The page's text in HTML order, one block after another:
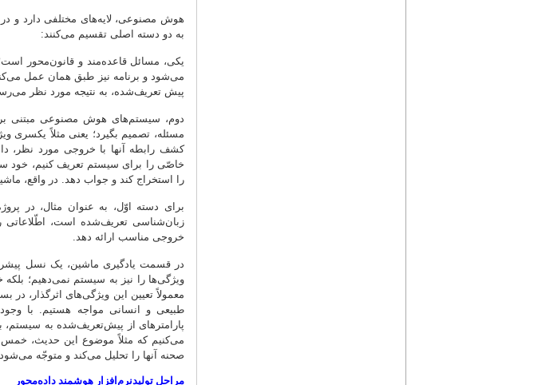
هوش مصنوعی، لایه‌های مختلفی دارد و
به دو دسته اصلی تقسیم می‌کنند:
یکی، مسائل قاعده‌مند و قانون‌محور
می‌شود و برنامه نیز طبق همان عمل
پیش تعریف‌شده، به نتیجه مورد نظر
دوم، سیستم‌های هوش مصنوعی مبتنی
مسئله، تصمیم بگیرد؛ یعنی مثلاً یکسری
کشف رابطه آنها با خروجی مورد نظر،
خاصّی را برای سیستم تعریف کنیم، خود
را استخراج ‌کند و جواب دهد. در واقع،
برای دسته اوّل، به عنوان مثال، در
زبان‌شناسی تعریف‌شده است، اطّلاعاتی
خروجی مناسب ارائه دهد.
ویژگی‌ها را نیز به سیستم نمی‌دهیم؛ بلکه
معمولاً تعیین این ویژگی‌های اثرگذار،
طبیعی و انسانی مواجه هستیم. با وجود
پارامترهای از پیش‌تعریف‌شده به
می‌کنیم که مثلاً موضوع این حدیث،
صحنه آنها را تحلیل می‌کند و متوجّه
مراحل تولیدنرم‌افزار هوشمند داده‌محور